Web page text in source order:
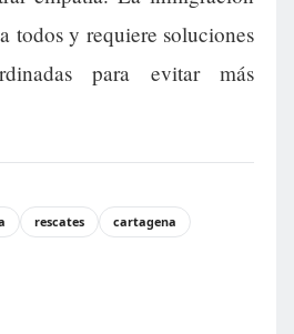
todos y requiere soluciones
para evitar más
rescates
cartagena